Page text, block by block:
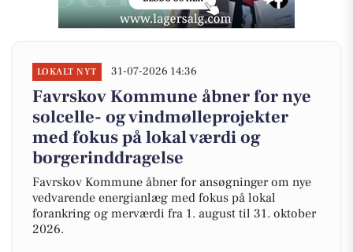
LOKALT NYT 31-07-2026 14:36
Favrskov Kommune åbner for nye
solcelle- og vindmølleprojekter
med fokus på lokal værdi og
borgerinddragelse
Favrskov Kommune åbner for ansøgninger om nye
vedvarende energianlæg med fokus på lokal
forankring og merværdi fra 1. august til 31. oktober
2026.